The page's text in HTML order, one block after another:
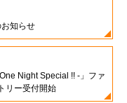
知らせ
Night Special !! -」ファ
リー受付開始